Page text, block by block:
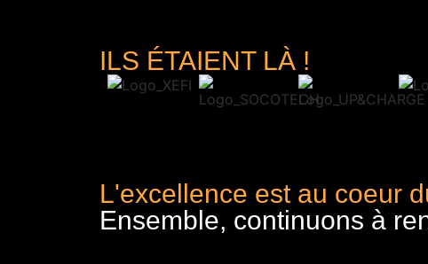
ILS ÉTAIENT LÀ !
L'excellence est au coeur
Ensemble, continuons à